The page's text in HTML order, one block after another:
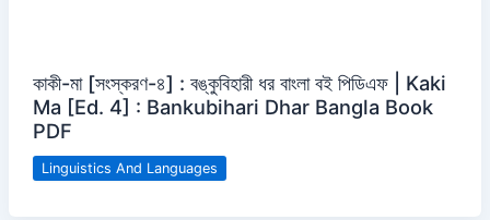
কাকী-মা [সংস্করণ-৪] : বঙ্কুবিহারী ধর বাংলা বই পিডিএফ | Kaki
Ma [Ed. 4] : Bankubihari Dhar Bangla Book
PDF
Linguistics And Languages